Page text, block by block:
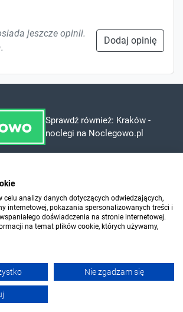
jeszcze opinii.
Dodaj opinię
Sprawdź również: Kraków -
noclegi na Noclegowo.pl
celu analizy danych dotyczących odwiedzających,
internetowej, pokazania spersonalizowanych treści i
doświadczenia na stronie internetowej.
na temat plików cookie, których używamy,
Nie zgadzam się